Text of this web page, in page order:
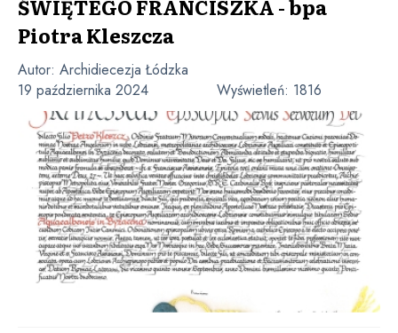
ŚWIĘTEGO FRANCISZKA - bpa
Piotra Kleszcza
Autor: Archidiecezja Łódzka
19 października 2024
Wyświetleń: 1816